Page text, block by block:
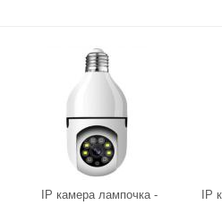
Toppik
Наборы свечей,
роз для
IP камера лампочка -
IP